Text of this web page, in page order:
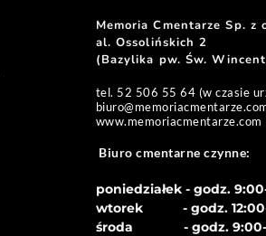
Memoria Cmentarze Sp. z
al. Ossolińskich 2
(Bazylika pw. Św.
tel. 52 506 55 64 (w czasie
biuro
www.memoriacmentarze.com
Biuro cmentarne czynne:
poniedziałek - godz.
wtorek           - godz.
środa              - godz.